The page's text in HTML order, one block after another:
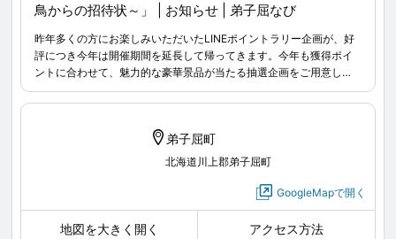
【てしかが 森の大パーティー～白鳥からの招待状～】
ある日、湖に滞在するハクチョウが言いました。
「もうすぐ年に1度の”てしかが 森の大パーティー”の季
節だよ！でも、まだ仲間たちにおいしいものを持ち寄っ
てパーティーしようよって招待状を渡せていないん
鳥からの招待状～」 | お知らせ | 弟子屈なび
昨年多くの方にお楽しみいただいたLINEポイントラリー企画が、好
評につき今年は開催期間を延長して帰ってきます。今年も獲得ポイ
ントに合わせて、魅力的な豪華景品が当たる抽選企画をご用意して
いますので、みなさまの参加を心よりお待ちしています。
弟子屈町
北海道川上郡弟子屈町
GoogleMapで開く
地図を大きく開く アクセス方法